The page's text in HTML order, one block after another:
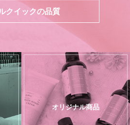
クイックの品質
オリジナル商品